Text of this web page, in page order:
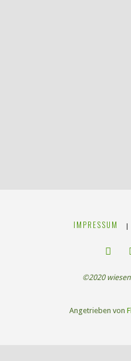
IMPRESSUM |
©2020
Angetrieben von